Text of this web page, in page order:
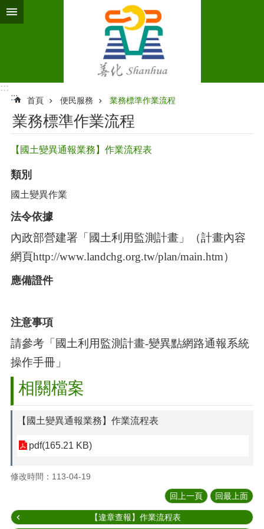
跳到主要內容區塊
:::
:::
首頁 便民服務 業務標準作業流程‭
業務標準作業流程‭
【國土變異通報業務】作業流程表
類別
國土變異作業
法令依據
內政部營建署「國土利用監測計畫」（計畫內容
網頁http://www.landchg.org.tw/plan/main.htm）
應備證件
注意事項
請參考「國土利用監測計畫-變異點網路通報系統
操作手冊」
相關檔案
【國土變異通報業務】作業流程表
pdf(165.21 KB)
修改時間：113-04-19
回上一頁 回最上面
【違章查報】作業流程表